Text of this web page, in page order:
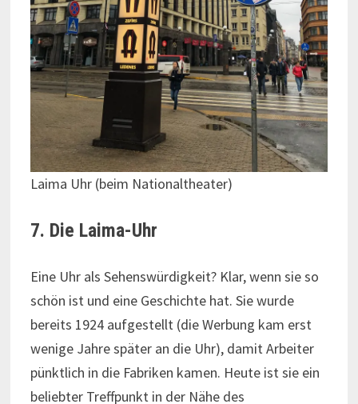
Laima Uhr (beim Nationaltheater)
7. Die Laima-Uhr
Eine Uhr als Sehenswürdigkeit? Klar, wenn sie so
schön ist und eine Geschichte hat. Sie wurde
bereits 1924 aufgestellt (die Werbung kam erst
wenige Jahre später an die Uhr), damit Arbeiter
pünktlich in die Fabriken kamen. Heute ist sie ein
beliebter Treffpunkt in der Nähe des